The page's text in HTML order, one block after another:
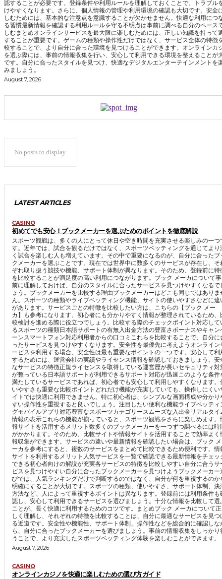
認することが必要です。登録条件や利用ルールを理解しておくことで、トラブル
けやすくなります。さらに、個人情報の管理や利用環境の確認も大切です。安全
しむためには、基本的な注意点を意識することが欠かせません。快適な利用につ
る習慣最新情報を確認する利用ルールを守る不明点は事前に調べる自分のペース
しむまとめオンラインサービスを最大限に楽しむためには、正しい知識を持って
することが重要です。ゲームの種類や操作性だけではなく、サービス全体の特徴
較することで、より自分に合った環境を見つけることができます。オンラインカ
を選ぶ際には、事前の情報収集を行い、安心して利用できる環境を整えることが
です。自分に合ったスタイルを見つけ、快適なデジタルエンターテインメントを
みましょう。
August 7, 2026
No posts to display
LATEST ARTICLES
CASINO
初めてでも安心！ブックメーカーを選ぶためのポイントを徹底解説
スポーツ観戦は、多くの人にとって休日や空き時間を充実させる楽しみの一つ
す。近年では、試合を観るだけではなく、スポーツベッティングを通じてより
く試合を楽しむ人も増えています。その中で重要になるのが、自分に合ったブ
クメーカーを選ぶことです。現在では世界中に数多くのサービスが存在し、そ
ぞれ取り扱う競技や機能、サポート体制が異なります。そのため、登録前に特
を比較することが満足度の高い利用につながります。ブック メーカについて事
前に理解しておけば、自分のスタイルに合ったサービスを見つけやすくなるで
ょう。ブックメーカーを比較する理由ブックメーカーはどこも同じではありま
ん。スポーツの種類やライブベッティング機能、サイトの使いやすさなどに違
があります。サービスごとの特徴を比較したい方は、こちらの【ブック メー
カ】も参考になります。初心者にも分かりやすく情報が整理されているため、
較検討を進める際に役立つでしょう。比較する際のチェックポイント対応して
るスポーツの種類日本語サポートの有無入出金方法の豊富さボーナスやキャン
ーンスマートフォン対応利用者からの口コミこれらを比較することで、自分に
ったサービスを見つけやすくなります。安全性を最優先に考えようオンライン
ービスを利用する場合、安全性は最も重要なポイントの一つです。安心して利
するためには、運営会社の実績やライセンス情報を確認しておきましょう。安
なサービスの特徴正規ライセンスを取得している運営歴が長いセキュリティ対
が整っている日本語サポートが利用できるサポート対応が迅速このような条件
満たしているサービスであれば、初心者でも安心して利用しやすくなります。
いやすさも重要な比較ポイントどれだけ機能が充実していても、操作しにくい
イトでは快適に利用できません。特に初心者は、シンプルな画面構成や分かり
すい操作性を重視すると良いでしょう。注目したい便利な機能ライブベッティ
グモバイルアプリ対応豊富なスポーツカテゴリースムーズな入出金リアルタイ
情報の表示これらの機能が揃っていると、スポーツ観戦をさらに楽しめます。
報サイトを活用するメリット数多くのブックメーカーを一つずつ調べるには時
がかかります。そのため、比較サイトや情報サイトを活用することで効率よく
報収集ができます。サービスの違いや最新情報を確認したい場合は、ブック メ
ーカを参考にすると、複数のサービスをまとめて比較できるため便利です。情
サイトを利用するメリット人気サービスを一覧で確認できる最新情報をチェッ
できる初心者向けの解説が充実各サービスの特徴を比較しやすい自分に合うサ
ビスを見つけやすい自分に合ったブックメーカーを見つけようブックメーカー
びでは、人気ランキングだけで判断するのではなく、自分が何を重視するのか
明確にすることが大切です。スポーツの種類、使いやすさ、サポート体制、決
方法など、人によって重視するポイントは異なります。登録前には利用条件も
認し、安心して利用できるサービスを選びましょう。十分な情報を比較して選
ことが、長く快適に利用するためのコツです。まとめブック メーカについて正
しく理解し、それぞれの特徴を比較することは、自分に最適なサービスを見つ
る近道です。安全性や機能性、サポート体制、操作性などを総合的に確認しな
ら、自分に合ったブックメーカーを選びましょう。事前の情報収集をしっかり
うことで、より充実したスポーツベッティング体験を楽しむことができます。
August 7, 2026
CASINO
オンラインカジノを快適に楽しむための選び方ガイド